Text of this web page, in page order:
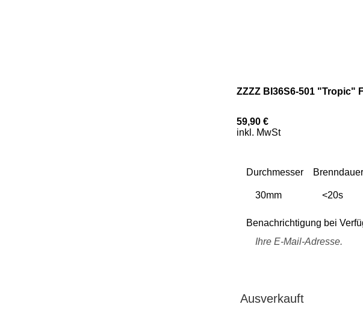
ZZZZ BI36S6-501 "Tropic"
59,90 €
inkl. MwSt
Durchmesser Brenndauer
Benachrichtigung bei
Ausverkauft